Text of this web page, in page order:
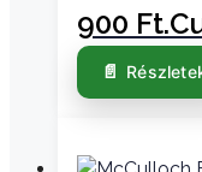
900 Ft.